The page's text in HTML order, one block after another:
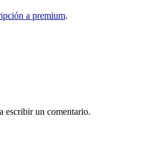
a premium.
escribir un comentario.